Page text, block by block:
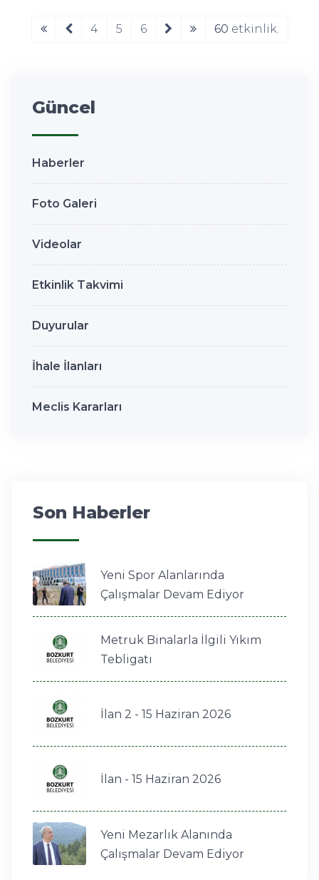
4 5 6 60 etkinlik.
Güncel
Haberler
Foto Galeri
Videolar
Etkinlik Takvimi
Duyurular
İhale İlanları
Meclis Kararları
Son Haberler
Yeni Spor Alanlarında
Çalışmalar Devam Ediyor
Metruk Binalarla İlgili Yıkım
Tebligatı
İlan 2 - 15 Haziran 2026
İlan - 15 Haziran 2026
Yeni Mezarlık Alanında
Çalışmalar Devam Ediyor